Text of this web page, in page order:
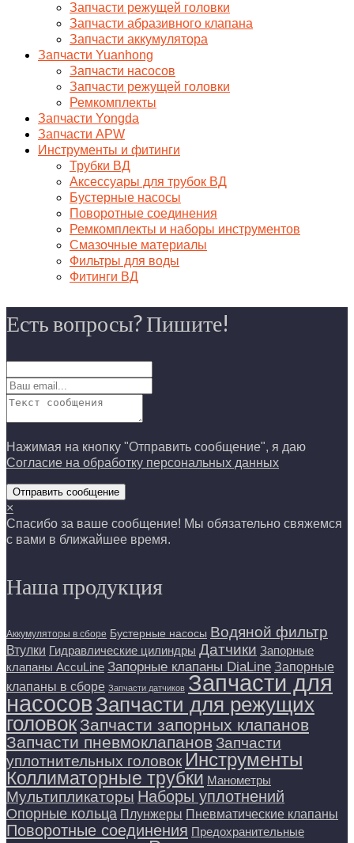
Запчасти режущей головки
Запчасти абразивного клапана
Запчасти аккумулятора
Запчасти Yuanhong
Запчасти насосов
Запчасти режущей головки
Ремкомплекты
Запчасти Yongda
Запчасти APW
Инструменты и фитинги
Трубки ВД
Аксессуары для трубок ВД
Бустерные насосы
Поворотные соединения
Ремкомплекты и наборы инструментов
Смазочные материалы
Фильтры для воды
Фитинги ВД
Есть вопросы? Пишите!
Нажимая на кнопку "Отправить сообщение", я даю
Согласие на обработку персональных данных
Отправить сообщение
×
Спасибо за ваше сообщение! Мы обязательно свяжемся
с вами в ближайшее время.
Наша продукция
Аккумуляторы в сборе Бустерные насосы Водяной фильтр
Втулки Гидравлические цилиндры Датчики Запорные
клапаны AccuLine Запорные клапаны DiaLine Запорные
клапаны в сборе Запчасти датчиков Запчасти для
насосов Запчасти для режущих
головок Запчасти запорных клапанов
Запчасти пневмоклапанов Запчасти
уплотнительных головок Инструменты
Коллиматорные трубки Манометры
Мультипликаторы Наборы уплотнений
Опорные кольца Плунжеры Пневматические клапаны
Поворотные соединения Предохранительные